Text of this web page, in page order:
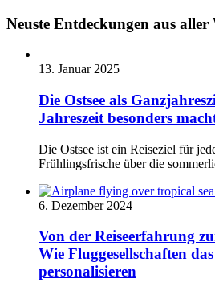
Neuste Entdeckungen aus aller
13. Januar 2025
Die Ostsee als
Jahreszeit besonders
Die Ostsee ist ein Reiseziel für
Frühlingsfrische über die
6. Dezember 2024
Von der Reiseerfahrung
Wie Fluggesellschaften
personalisieren